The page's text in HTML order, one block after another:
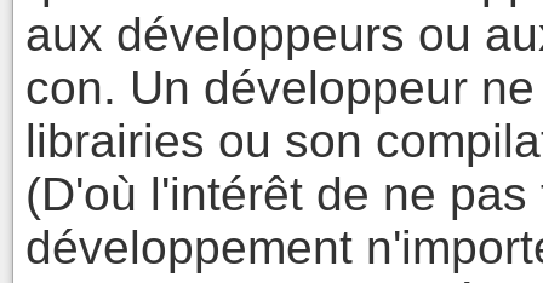
aux développeurs ou
con. Un développeur
librairies ou son
(D'où l'intérêt de ne
développement